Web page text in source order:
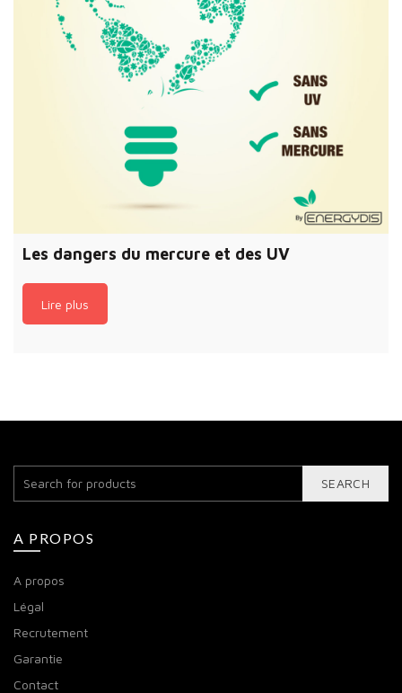
Les dangers du mercure et des UV
Lire plus
SEARCH
A PROPOS
A propos
Légal
Recrutement
Garantie
Contact